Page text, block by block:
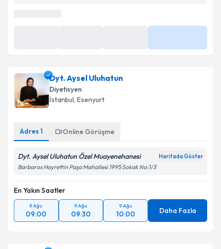
Dyt. Aysel Uluhatun
Diyetisyen
İstanbul, Esenyurt
Adres 1 Online Görüşme
Dyt. Aysel Uluhatun Özel Muayenehanesi Haritada Göster
Barbaros Hayrettin Paşa Mahallesi 1995 Sokak No:1/3
En Yakın Saatler
9 Ağu
09:00
9 Ağu
09:30
9 Ağu
10:00 Daha Fazla